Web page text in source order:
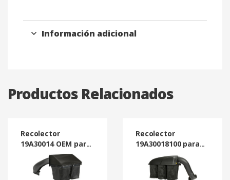
Información adicional
Productos Relacionados
Recolector
19A30014 OEM para
Tractores Mini
Rider
Recolector
19A30018100 para
Tractores Línea
Enduro (Nuevos
Modelos)